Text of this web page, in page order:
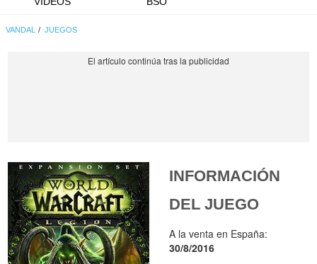
VANDAL JUEGOS
INFORMACIÓN
DEL JUEGO
A la venta en España:
30/8/2016